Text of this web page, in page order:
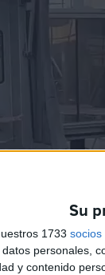
Su
1733 socios
personales,
y contenido